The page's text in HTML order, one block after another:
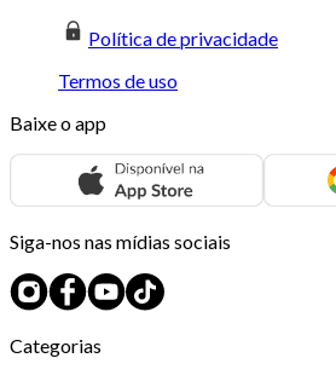
Política de privacidade
Termos de uso
Baixe o app
Siga-nos nas mídias sociais
Categorias